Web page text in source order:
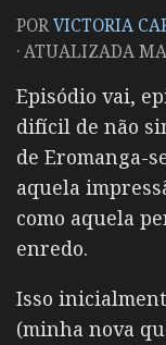
PORVICTORIA
· ATUALIZADA
Episódio vai,
difícil de não
de Eromanga-
aquela
como aquela
enredo.
Isso
(minha nova